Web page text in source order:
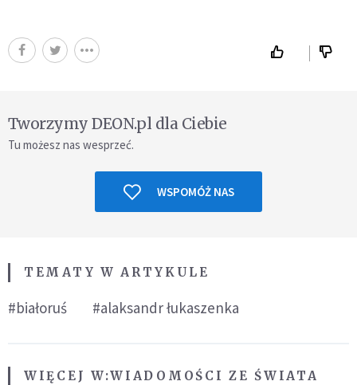
Tworzymy DEON.pl dla Ciebie
Tu możesz nas wesprzeć.
WSPOMÓŻ NAS
TEMATY W ARTYKULE
#białoruś #alaksandr łukaszenka
WIĘCEJ W:WIADOMOŚCI ZE ŚWIATA